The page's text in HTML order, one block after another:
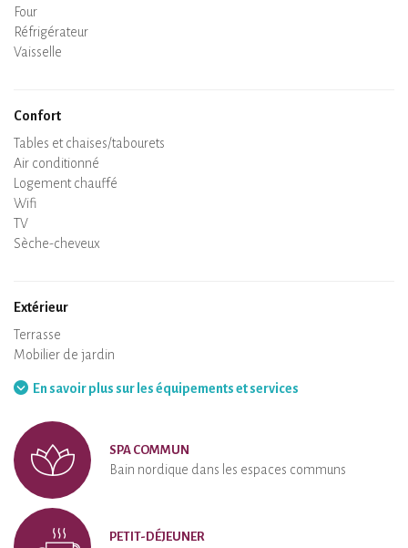
Four
Réfrigérateur
Vaisselle
Confort
Spa
Sauna privatif
Tables et chaises/tabourets
Air conditionné
Logement chauffé
Poêle à bois
Cheminée
Wifi
TV
Sèche-cheveux
Extérieur
Terrasse
Mobilier de jardin
En savoir plus sur les équipements et services
SPA COMMUN
Bain nordique dans les espaces communs
PETIT-DÉJEUNER